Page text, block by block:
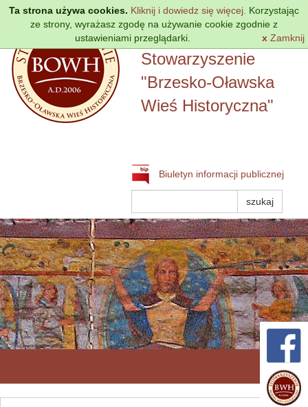
Ta strona używa cookies. Kliknij i dowiedz się więcej. Korzystając
ze strony, wyrażasz zgodę na używanie cookie zgodnie z
ustawieniami przeglądarki.
x Zamknij
Przejdź
Lokalna Grupa Działania
Stowarzyszenie
"Brzesko-Oławska
Wieś Historyczna"
Biuletyn informacji publicznej